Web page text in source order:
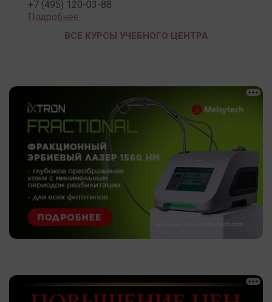
+7 (495) 120-03-88
Подробнее
ВСЕ КУРСЫ УЧЕБНОГО ЦЕНТРА